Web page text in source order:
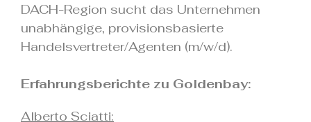
DACH-Region sucht das Unternehmen
unabhängige, provisionsbasierte
Handelsvertreter/Agenten (m/w/d).
Erfahrungsberichte zu Goldenbay:
Alberto Sciatti: